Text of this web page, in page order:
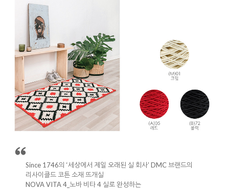
Since 1746의 ‘세상에서 제일 오래된 실 회사’ DMC 브랜드의
리사이클드 코튼 소재 뜨개실
NOVA VITA 4_노바 비타 4 실로 완성하는